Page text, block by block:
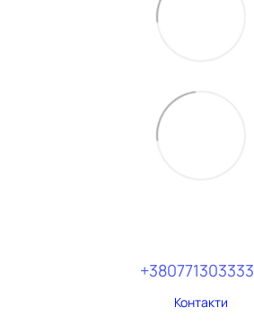
+380771303333
Контакти